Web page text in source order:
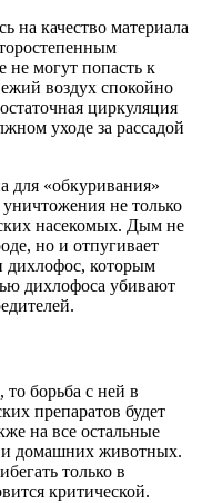
на качество материала
не могут попасть к
воздух спокойно
циркуляция
уходе за рассадой
для «обкуривания»
не только
насекомых. Дым не
но и отпугивает
дихлофос, которым
дихлофоса убивают
то борьба с ней в
препаратов будет
на все остальные
и домашних животных.
только в
критической.